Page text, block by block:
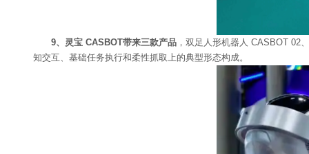
9、灵宝 CASBOT带来三款产品 ，双足人形机器人 CASBOT 02
知交互、基础任务执行和柔性抓取上的典型形态构成。